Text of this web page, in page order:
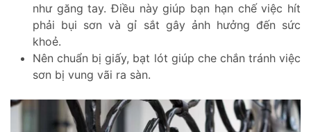
như găng tay. Điều này giúp bạn hạn chế việc hít
phải bụi sơn và gỉ sắt gây ảnh hưởng đến sức
khoẻ.
Nên chuẩn bị giấy, bạt lót giúp che chắn tránh việc
sơn bị vung vãi ra sàn.